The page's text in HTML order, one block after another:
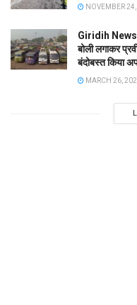
NOVEMBER
Giridih
बोली लगाकर
बंदोबस्त किया
MARCH 26,